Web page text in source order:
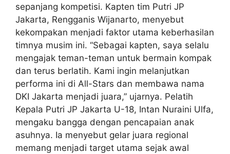
sepanjang kompetisi. Kapten tim Putri JP
Jakarta, Rengganis Wijanarto, menyebut
kekompakan menjadi faktor utama keberhasilan
timnya musim ini. “Sebagai kapten, saya selalu
mengajak teman-teman untuk bermain kompak
dan terus berlatih. Kami ingin melanjutkan
performa ini di All-Stars dan membawa nama
DKI Jakarta menjadi juara,” ujarnya. Pelatih
Kepala Putri JP Jakarta U-18, Intan Nuraini Ulfa,
mengaku bangga dengan pencapaian anak
asuhnya. Ia menyebut gelar juara regional
memang menjadi target utama sejak awal